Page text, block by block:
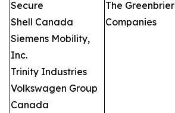
Secure
Shell Canada
Siemens Mobility,
Inc.
Trinity Industries
Volkswagen Group
Canada
The Greenbrier
Companies